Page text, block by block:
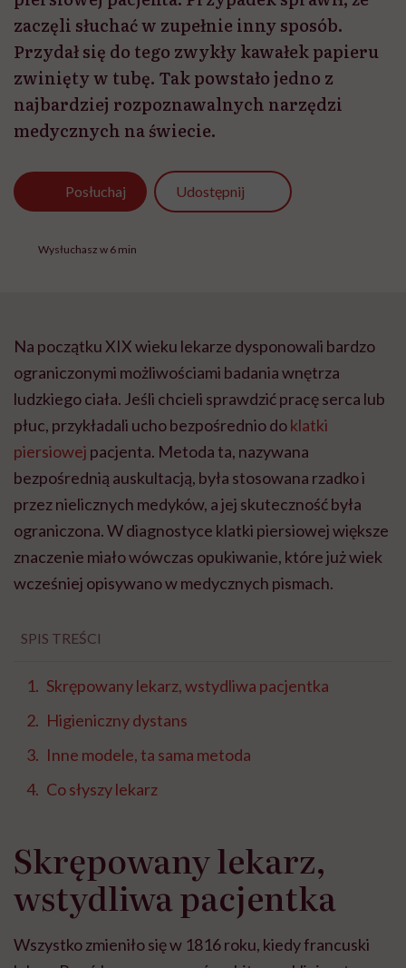
Wysłuchasz w 6 min
Na początku XIX wieku lekarze dysponowali bardzo
ograniczonymi możliwościami badania wnętrza
ludzkiego ciała. Jeśli chcieli sprawdzić pracę serca lub
płuc, przykładali ucho bezpośrednio doklatki
bezpośrednią auskultacją, była stosowana rzadko i
wcześniej opisywano w medycznych pismach.
SPIS TREŚCI
Skrępowany lekarz, wstydliwa pacjentka
Higieniczny dystans
Inne modele, ta sama metoda
Co słyszy lekarz
Skrępowany lekarz,
wstydliwa pacjentka
Wszystko zmieniło się w 1816 roku, kiedy francuski
Jeana-Nicolasa Corvisarta, miał zbadać młodą kobietę
z objawamichoroby serca
krępujące dla obu stron. Szukając rozwiązania,
przypomniał sobie z czasów szkolnych, żedźwięk
dobrze rozchodzi się przez ciała stałe. Zwinął więc
klatki piersiowej pacjentki, a drugi do swojego ucha.